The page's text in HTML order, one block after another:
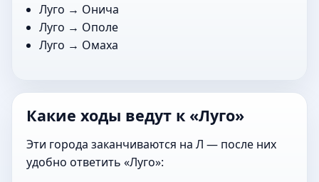
Луго → Онича
Луго → Ополе
Луго → Омаха
Какие ходы ведут к «Луго»
Эти города заканчиваются на Л — после них
удобно ответить «Луго»: